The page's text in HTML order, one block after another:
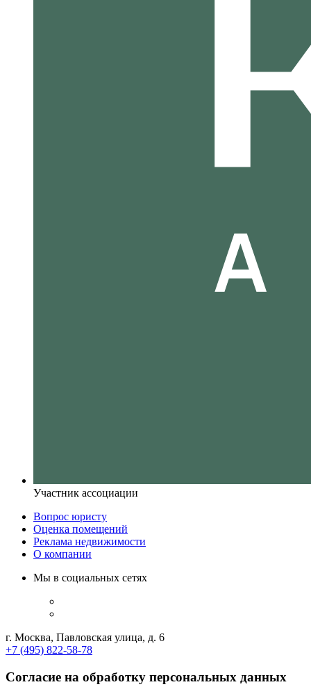
Участник ассоциации
Вопрос юристу
Оценка помещений
Реклама недвижимости
О компании
Мы в социальных сетях
г. Москва, Павловская улица, д. 6
+7 (495) 822-58-78
Согласие на обработку персональных данных